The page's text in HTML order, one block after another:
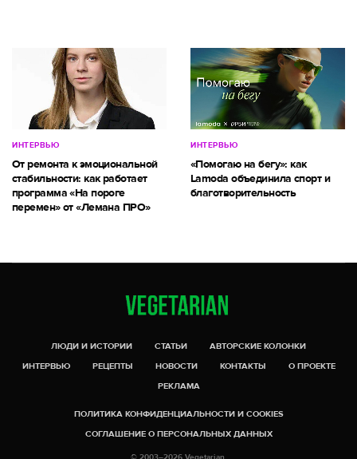
ИНТЕРВЬЮ
От ремонта к эмоциональной
стабильности: как работает
программа «На пороге
перемен» от «Лемана ПРО»
ИНТЕРВЬЮ
«Помогаю на бегу»: как
Lamoda объединила спорт и
благотворительность
ЛЮДИ И ИСТОРИИ СТАТЬИ
АВТОРСКИЕ КОЛОНКИ
ИНТЕРВЬЮ
РЕЦЕПТЫ НОВОСТИ КОНТАКТЫ
О ПРОЕКТЕ
РЕКЛАМА
ПОЛИТИКА КОНФИДЕНЦИАЛЬНОСТИ И COOKIES
СОГЛАШЕНИЕ О ПЕРСОНАЛЬНЫХ ДАННЫХ